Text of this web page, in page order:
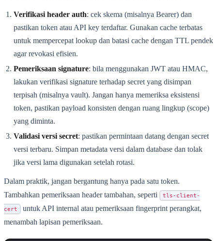
Verifikasi header auth: cek skema (misalnya Bearer) dan
pastikan token atau API key terdaftar. Gunakan cache terbatas
untuk mempercepat lookup dan batasi cache dengan TTL pendek
agar revokasi efisien.
Pemeriksaan signature: bila menggunakan JWT atau HMAC,
lakukan verifikasi signature terhadap secret yang disimpan
terpisah (misalnya vault). Jangan hanya memeriksa eksistensi
token, pastikan payload konsisten dengan ruang lingkup (scope)
yang diminta.
Validasi versi secret: pastikan permintaan datang dengan secret
versi terbaru. Simpan metadata versi dalam database dan tolak
jika versi lama digunakan setelah rotasi.
Dalam praktik, jangan bergantung hanya pada satu token.
Tambahkan pemeriksaan header tambahan, seperti
tls-client-
cert
untuk API internal atau pemeriksaan fingerprint perangkat,
menambah lapisan pemeriksaan.